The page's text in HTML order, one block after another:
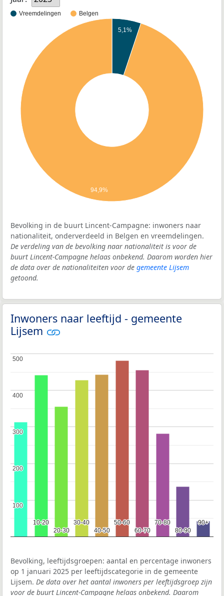
Vreemdelingen Belgen
5,1%
94,9%
Bevolking in de buurt Lincent-Campagne: inwoners naar
nationaliteit, onderverdeeld in Belgen en vreemdelingen.
De verdeling van de bevolking naar nationaliteit is voor de
buurt Lincent-Campagne helaas onbekend. Daarom worden hier
de data over de nationaliteiten voor de gemeente Lijsem
getoond.
Inwoners naar leeftijd - gemeente
Lijsem
10-20
10-20
20-30
20-30
30-40
30-40
40-50
40-50
50-60
50-60
60-70
60-70
70-80
70-80
80-90
80-90
90+
90+
100
100
200
200
300
300
400
400
500
500
Bevolking, leeftijdsgroepen: aantal en percentage inwoners
op 1 januari 2025 per leeftijdscategorie in de gemeente
Lijsem. De data over het aantal inwoners per leeftijdsgroep zijn
voor de buurt Lincent-Campagne helaas onbekend. Daarom